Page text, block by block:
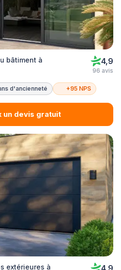
bâtiment à
4,9
96 avis
d'ancienneté +95 NPS
un devis gratuit
extérieures à 4,9